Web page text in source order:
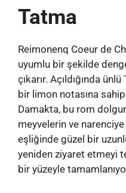
Tatma
Reimonenq Coeur de
uyumlu bir şekilde
çıkarır. Açıldığında
bir limon notasına
Damakta, bu rom
meyvelerin ve
eşliğinde güzel bir
yeniden ziyaret etmeyi
bir yüzeyle